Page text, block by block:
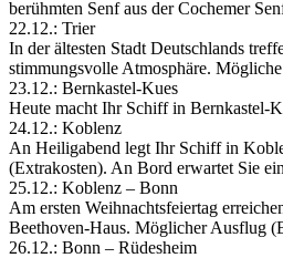
berühmten Senf aus der Cochemer
22.12.: Trier
In der ältesten Stadt Deutschlands
stimmungsvolle Atmosphäre.
23.12.: Bernkastel-Kues
Heute macht Ihr Schiff in Bernkastel-
24.12.: Koblenz
An Heiligabend legt Ihr Schiff in
(Extrakosten). An Bord erwartet Sie
25.12.: Koblenz – Bonn
Am ersten Weihnachtsfeiertag
Beethoven-Haus. Möglicher Ausflug
26.12.: Bonn – Rüdesheim